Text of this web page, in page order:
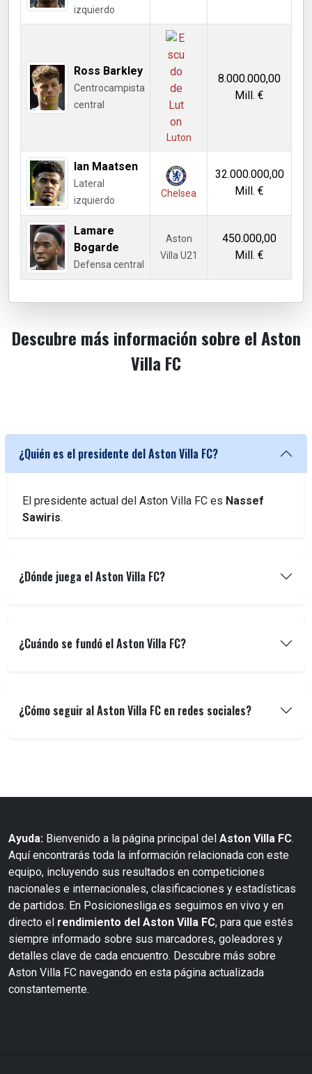
izquierdo
Ross Barkley
Centrocampista
central
Luton
8.000.000,00
Mill. €
Ian Maatsen
Lateral
izquierdo
Chelsea
32.000.000,00
Mill. €
Lamare
Bogarde
Defensa central
Aston
Villa U21
450.000,00
Mill. €
Descubre más información sobre el Aston
Villa FC
¿Quién es el presidente del Aston Villa FC?
El presidente actual del Aston Villa FC es Nassef
Sawiris.
¿Dónde juega el Aston Villa FC?
¿Cuándo se fundó el Aston Villa FC?
¿Cómo seguir al Aston Villa FC en redes sociales?
Ayuda: Bienvenido a la página principal del Aston Villa FC.
Aquí encontrarás toda la información relacionada con este
equipo, incluyendo sus resultados en competiciones
nacionales e internacionales, clasificaciones y estadísticas
de partidos. En Posicionesliga.es seguimos en vivo y en
directo el rendimiento del Aston Villa FC, para que estés
siempre informado sobre sus marcadores, goleadores y
detalles clave de cada encuentro. Descubre más sobre
Aston Villa FC navegando en esta página actualizada
constantemente.